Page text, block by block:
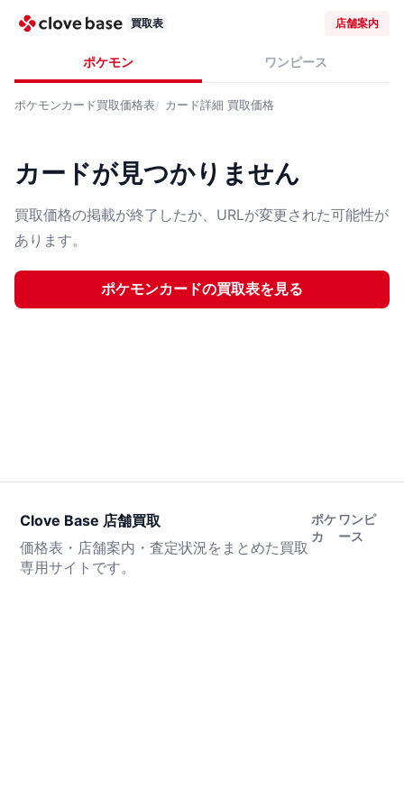
買取表 店舗案内
ポケモン ワンピース
ポケモンカード買取価格表 カード詳細 買取価格
カードが見つかりません
買取価格の掲載が終了したか、URLが変更された可能性が
あります。
ポケモンカードの買取表を見る
Clove Base 店舗買取
価格表・店舗案内・査定状況をまとめた買取
専用サイトです。
ポケ
カ
ワンピ
ース